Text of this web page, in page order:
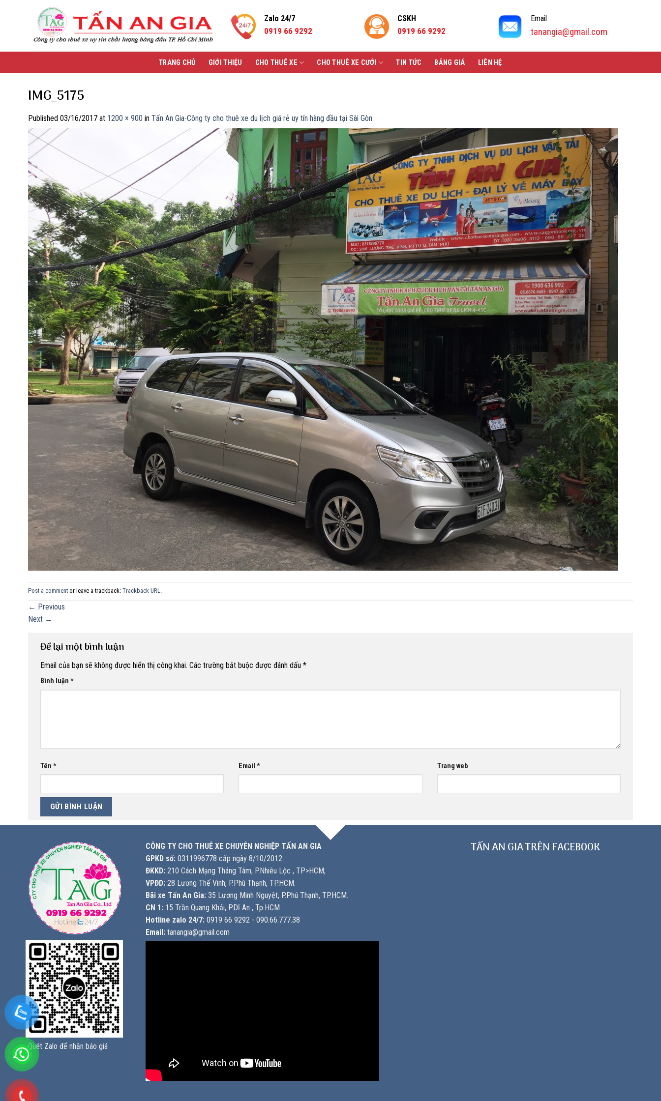
Zalo 24/7
0919 66 9292
CSKH
0919 66 9292
Email
tanangia@gmail.com
TRANG CHỦ GIỚI THIỆU CHO THUÊ XE CHO THUÊ XE CƯỚI TIN TỨC BẢNG GIÁ LIÊN HỆ
IMG_5175
Published 03/16/2017 at 1200 × 900 in Tấn An Gia-Công ty cho thuê xe du lịch giá rẻ uy tín hàng đầu tại Sài Gòn.
Post a comment or leave a trackback: Trackback URL
← Previous
Next →
Để lại một bình luận
Email của bạn sẽ không được hiển thị công khai. Các trường bắt buộc được đánh dấu *
Bình luận *
Tên * Email* Trang web
Quét Zalo để nhận báo giá
CÔNG TY CHO THUÊ XE CHUYÊN NGHIỆP TẤN AN GIA
GPKD số: 0311996778 cấp ngày 8/10/2012.
ĐKKD: 210 Cách Mạng Tháng Tám, P.Nhiêu Lộc , TP>HCM,
VPĐD: 28 Lương Thế Vinh, P.Phú Thạnh, TP.HCM.
Bãi xe Tấn An Gia: 35 Lương Minh Nguyệt, P.Phú Thạnh, TP.HCM.
CN 1: 15 Trần Quang Khải, P.Dĩ An , Tp.HCM
Hotline zalo 24/7: 0919 66 9292 - 090.66.777.38
Email: tanangia@gmail.com
TẤN AN GIA TRÊN FACEBOOK